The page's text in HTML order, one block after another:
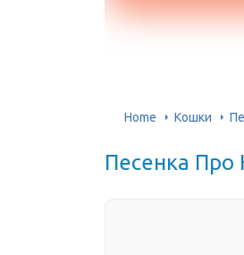
Home Кошки
Песенка Про